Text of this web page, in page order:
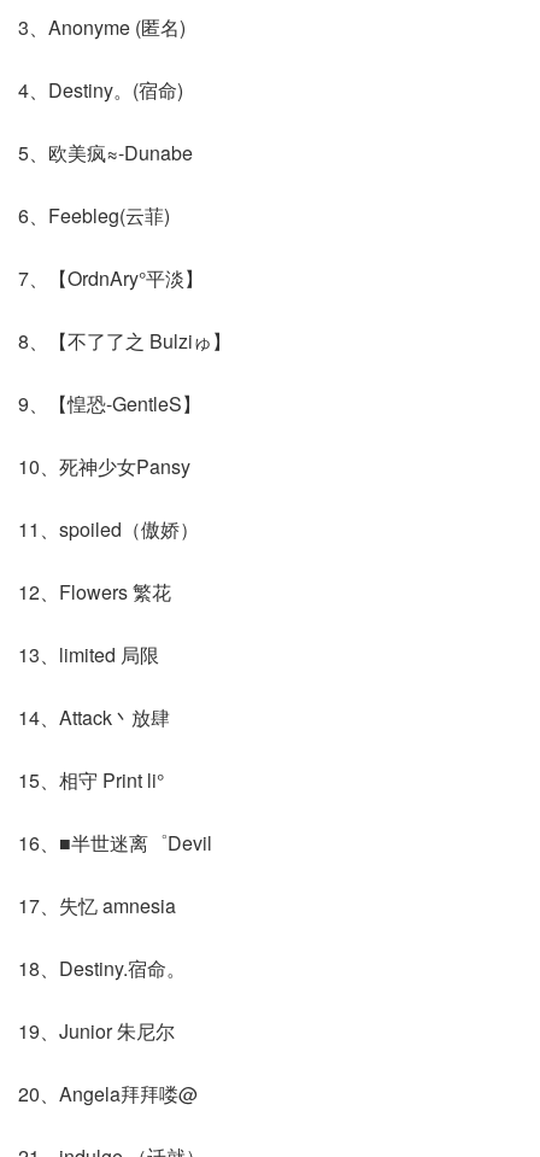
3、Anonyme (匿名)
4、Destiny。(宿命)
5、欧美疯≈-Dunabe
6、Feebleg(云菲)
7、【OrdnAry°平淡】
8、【不了了之 Bulziゅ】
9、【惶恐-GentleS】
10、死神少女Pansy
11、spoiled（傲娇）
12、Flowers 繁花
13、limited 局限
14、Attack丶放肆
15、相守 Print li°
16、■半世迷离゜Devil
17、失忆 amnesia
18、Destiny.宿命。
19、Junior 朱尼尔
20、Angela拜拜喽@